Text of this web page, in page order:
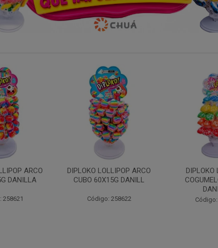
60X15G
258366
DIPLOKO LOLLIPOP MONST
60X15G DANILLA
Código: 258369
DIPLOKO
OCEANO